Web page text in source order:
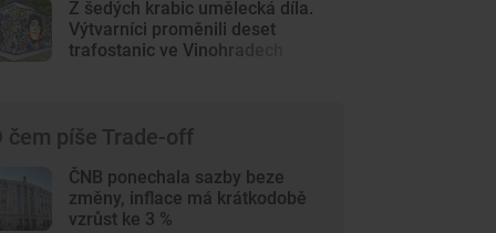
Z šedých krabic umělecká díla.
Výtvarníci proměnili deset
trafostanic ve Vinohradech
čem píše Trade-off
ČNB ponechala sazby beze
změny, inflace má krátkodobě
vzrůst ke 3 %